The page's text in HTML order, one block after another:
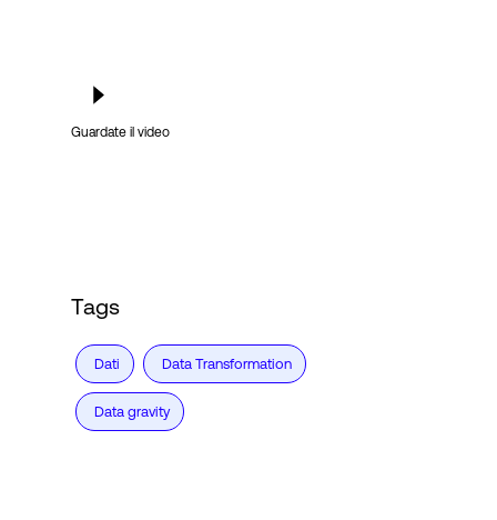
Guardate il video
Tags
Dati Data Transformation
Data gravity